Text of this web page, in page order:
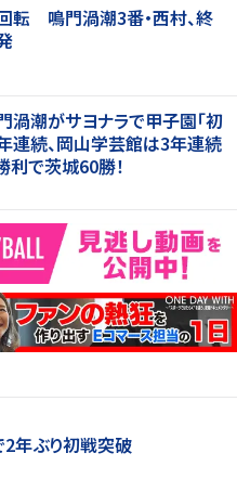
転 鳴門渦潮3番・西村、終
渦潮がサヨナラで甲子園「初
連続、岡山学芸館は3年連続
利で茨城60勝！
年ぶり初戦突破